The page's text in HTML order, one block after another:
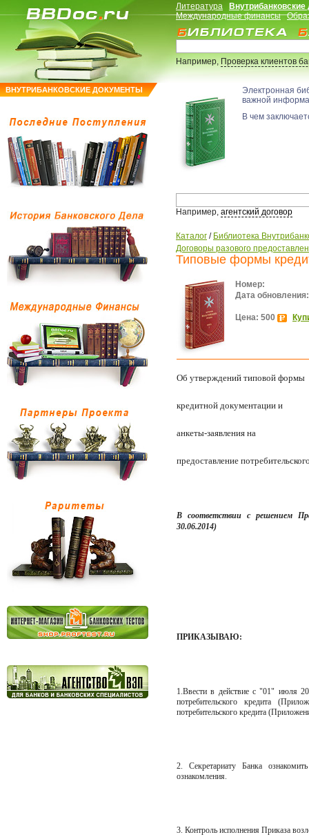
ВНУТРИБАНКОВСКИЕ ДОКУМЕНТЫ
Литература
Международные финансы
Например,Проверка клиентов
Электронная
важной
В чем
Например, агентский договор
Каталог / Библиотека
Договоры разового
Типовые формы
Номер:
Дата обновления:
Цена: 500
Об утверждений типовой формы
кредитной документации и
анкеты-заявления на
предоставление
В соответствии с решением
30.06.2014)
ПРИКАЗЫВАЮ:
1.Ввести в действие с "01" июля
потребительского кредита
потребительского кредита
2. Секретариату Банка
ознакомления.
3. Контроль исполнения Приказа